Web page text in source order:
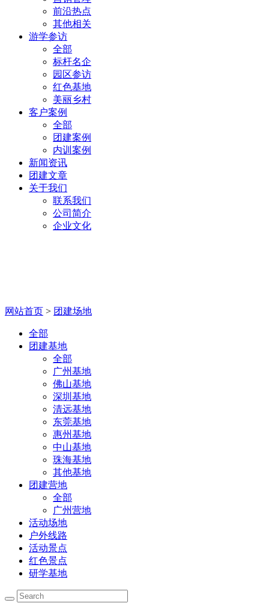
前沿热点
其他相关
游学参访
全部
标杆名企
园区参访
红色基地
美丽乡村
客户案例
全部
团建案例
内训案例
新闻资讯
团建文章
关于我们
联系我们
公司简介
企业文化
网站首页 > 团建场地
全部
团建基地
全部
广州基地
佛山基地
深圳基地
清远基地
东莞基地
惠州基地
中山基地
珠海基地
其他基地
团建营地
全部
广州营地
活动场地
户外线路
活动景点
红色景点
研学基地